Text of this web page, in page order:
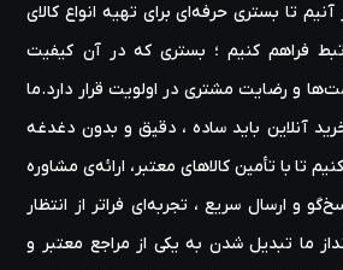
گیگابایت، 128 گیگابایت و 256 گیگابایت نیز خواهند داشت. کارت‌های
microSD Express Lexar حداکثر به 256 گیگابایت محدود می‌شوند. از
ذخیره‌سازی سریع‌تر یک مزیت برای انتقال
لکسار در عرصه جهانی مورد استقبال قرار
تا بستری حرفه‌ای برای تهیه‌ انواع کالای
فراهم کنیم ؛ بستری که در آن کیفیت
و رضایت مشتری در اولویت قرار دارد.ما
آنلاین باید ساده ، دقیق و بدون دغدغه
تا با تأمین کالاهای معتبر، ارائه‌ی مشاوره‌
و ارسال سریع ، تجربه‌ای فراتر از انتظار
ما تبدیل شدن به یکی از مراجع معتبر و